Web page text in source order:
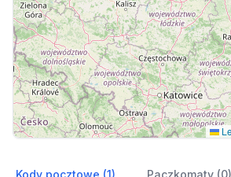
Kody pocztowe (1) Paczkomaty (0)